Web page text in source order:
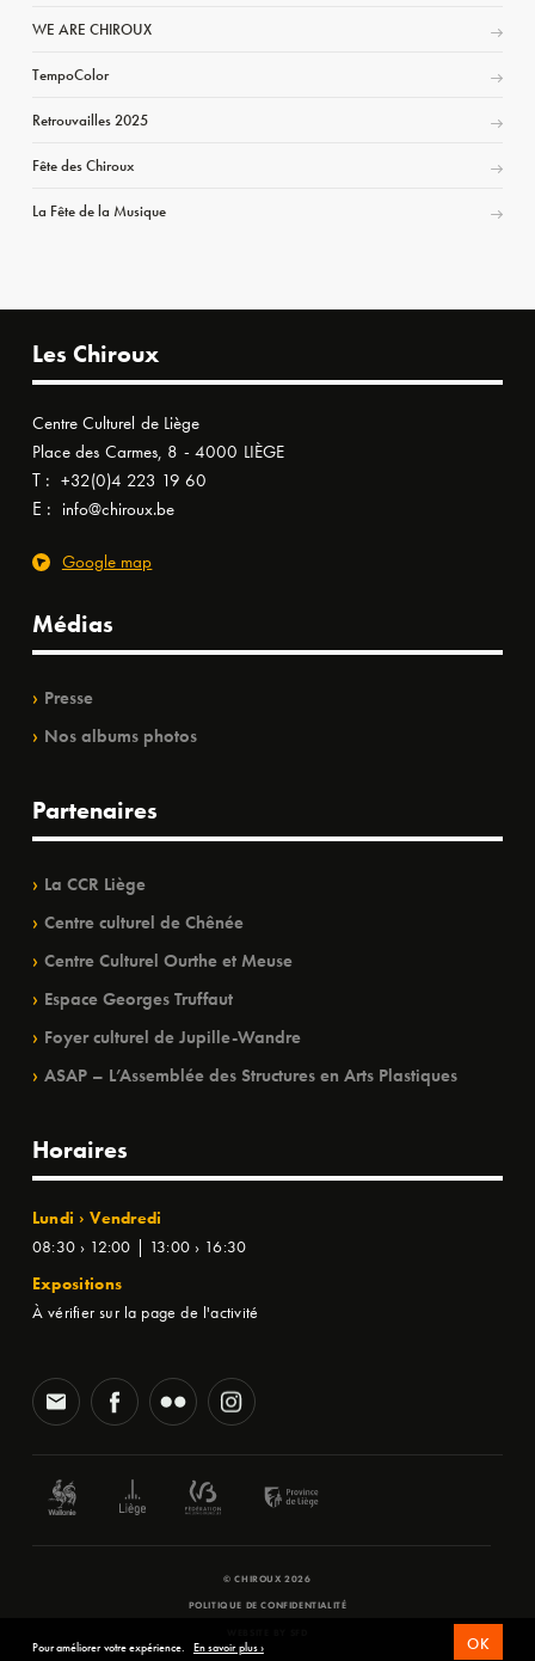
WE ARE CHIROUX
TempoColor
Retrouvailles 2025
Fête des Chiroux
La Fête de la Musique
Les Chiroux
Centre Culturel de Liège
Place des Carmes, 8 - 4000 LIÈGE
T : +32(0)4 223 19 60
E : info@chiroux.be
Google map
Médias
Presse
Nos albums photos
Partenaires
La CCR Liège
Centre culturel de Chênée
Centre Culturel Ourthe et Meuse
Espace Georges Truffaut
Foyer culturel de Jupille-Wandre
ASAP – L’Assemblée des Structures en Arts Plastiques
Horaires
Lundi › Vendredi
08:30 › 12:00 | 13:00 › 16:30
Expositions
À vérifier sur la page de l'activité
© CHIROUX 2026
POLITIQUE DE CONFIDENTIALITÉ
Pour améliorer votre expérience. En savoir plus › OK